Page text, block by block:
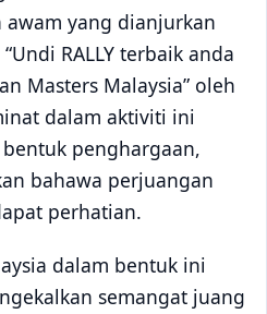
yang dianjurkan
RALLY terbaik anda
Masters Malaysia” oleh
dalam aktiviti ini
penghargaan,
bahawa perjuangan
perhatian.
dalam bentuk ini
semangat juang